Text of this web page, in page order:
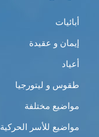
أبائيات
إيمان و عقيدة
أعياد
طقوس و ليتورجيا
مواضيع مختلفة
مواضيع للأسر الحركية